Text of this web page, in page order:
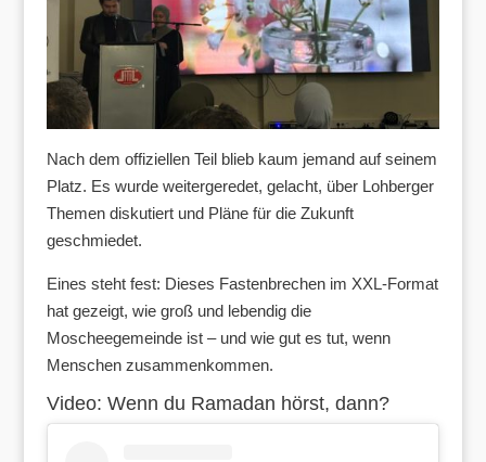
Nach dem offiziellen Teil blieb kaum jemand auf seinem
Platz. Es wurde weitergeredet, gelacht, über Lohberger
Themen diskutiert und Pläne für die Zukunft
geschmiedet.
Eines steht fest: Dieses Fastenbrechen im XXL-Format
hat gezeigt, wie groß und lebendig die
Moscheegemeinde ist – und wie gut es tut, wenn
Menschen zusammenkommen.
Video: Wenn du Ramadan hörst, dann?